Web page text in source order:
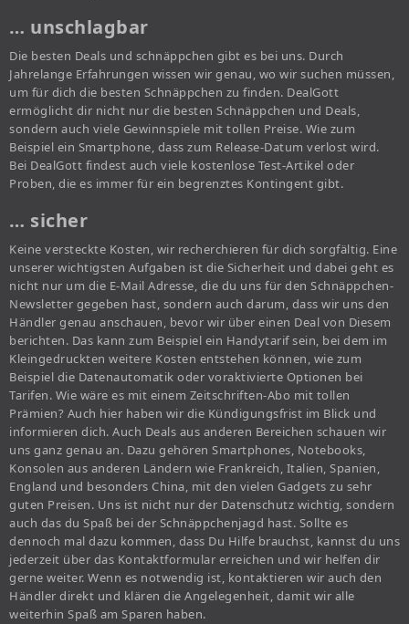
… unschlagbar
Die besten Deals und schnäppchen gibt es bei uns. Durch
Jahrelange Erfahrungen wissen wir genau, wo wir suchen müssen,
um für dich die besten Schnäppchen zu finden. DealGott
ermöglicht dir nicht nur die besten Schnäppchen und Deals,
sondern auch viele Gewinnspiele mit tollen Preise. Wie zum
Beispiel ein Smartphone, dass zum Release-Datum verlost wird.
Bei DealGott findest auch viele kostenlose Test-Artikel oder
Proben, die es immer für ein begrenztes Kontingent gibt.
… sicher
Keine versteckte Kosten, wir recherchieren für dich sorgfältig. Eine
unserer wichtigsten Aufgaben ist die Sicherheit und dabei geht es
nicht nur um die E-Mail Adresse, die du uns für den Schnäppchen-
Newsletter gegeben hast, sondern auch darum, dass wir uns den
Händler genau anschauen, bevor wir über einen Deal von Diesem
berichten. Das kann zum Beispiel ein Handytarif sein, bei dem im
Kleingedruckten weitere Kosten entstehen können, wie zum
Beispiel die Datenautomatik oder voraktivierte Optionen bei
Tarifen. Wie wäre es mit einem Zeitschriften-Abo mit tollen
Prämien? Auch hier haben wir die Kündigungsfrist im Blick und
informieren dich. Auch Deals aus anderen Bereichen schauen wir
uns ganz genau an. Dazu gehören Smartphones, Notebooks,
Konsolen aus anderen Ländern wie Frankreich, Italien, Spanien,
England und besonders China, mit den vielen Gadgets zu sehr
guten Preisen. Uns ist nicht nur der Datenschutz wichtig, sondern
auch das du Spaß bei der Schnäppchenjagd hast. Sollte es
dennoch mal dazu kommen, dass Du Hilfe brauchst, kannst du uns
jederzeit über das Kontaktformular erreichen und wir helfen dir
gerne weiter. Wenn es notwendig ist, kontaktieren wir auch den
Händler direkt und klären die Angelegenheit, damit wir alle
weiterhin Spaß am Sparen haben.